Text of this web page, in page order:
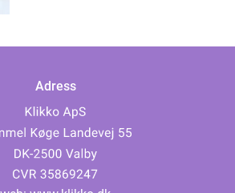
Adress